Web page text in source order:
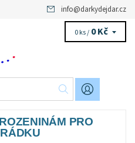
info@darkydejdar.cz
0 ks / 0 Kč
PRO